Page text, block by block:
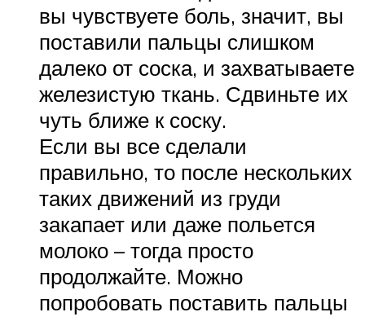
вы чувствуете боль, значит, вы
поставили пальцы слишком
далеко от соска, и захватываете
железистую ткань. Сдвиньте их
чуть ближе к соску.
Если вы все сделали
правильно, то после нескольких
таких движений из груди
закапает или даже польется
молоко – тогда просто
продолжайте. Можно
попробовать поставить пальцы